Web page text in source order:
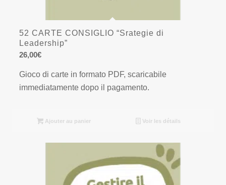
52 CARTE CONSIGLIO “Srategie di
Leadership”
26,00€
Gioco di carte in formato PDF, scaricabile
immediatamente dopo il pagamento.
Ajouter au panier Voir les détails